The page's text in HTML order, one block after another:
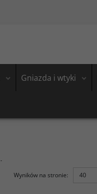
Gniazda i wtyki
Wyników na stronie: